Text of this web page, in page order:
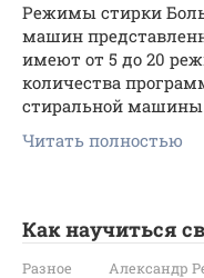
Режимы стирки
машин
имеют от 5 до 20
количества
стиральной
Читать полностью
Как научиться
Разное Александр